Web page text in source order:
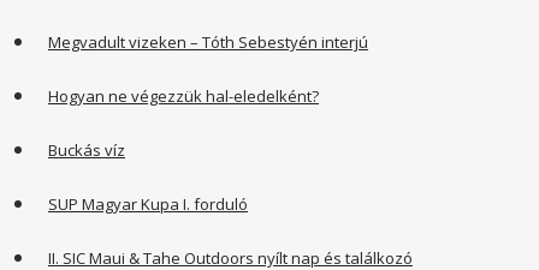
Megvadult vizeken – Tóth Sebestyén interjú
Hogyan ne végezzük hal-eledelként?
Buckás víz
SUP Magyar Kupa I. forduló
II. SIC Maui & Tahe Outdoors nyílt nap és találkozó